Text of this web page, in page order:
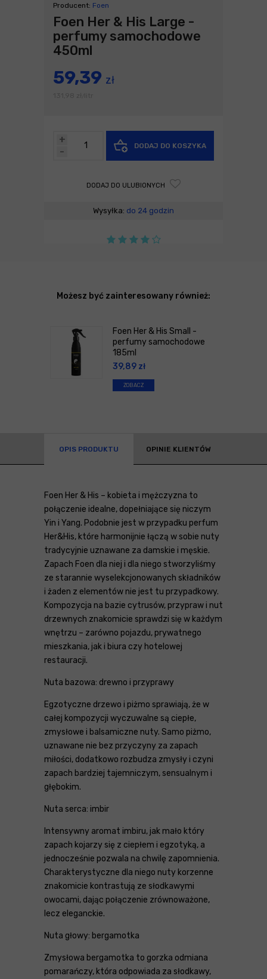
Producent: Foen
Foen Her & His Large -
perfumy samochodowe
450ml
59,39 zł
-
+
DODAJ DO KOSZYKA
DODAJ DO ULUBIONYCH
Wysyłka: do 24 godzin
Możesz być zainteresowany również:
Foen Her & His Small -
perfumy samochodowe
185ml
39,89 zł
ZOBACZ
OPIS PRODUKTU OPINIE KLIENTÓW
Foen Her & His – kobieta i mężczyzna to
połączenie idealne, dopełniające się niczym
Yin i Yang. Podobnie jest w przypadku perfum
Her&His, które harmonijnie łączą w sobie nuty
tradycyjnie uznawane za damskie i męskie.
Zapach Foen dla niej i dla niego stworzyliśmy
ze starannie wyselekcjonowanych składników
i żaden z elementów nie jest tu przypadkowy.
Kompozycja na bazie cytrusów, przypraw i nut
drzewnych znakomicie sprawdzi się w każdym
wnętrzu – zarówno pojazdu, prywatnego
mieszkania, jak i biura czy hotelowej
restauracji.
Nuta bazowa: drewno i przyprawy
Egzotyczne drzewo i piżmo sprawiają, że w
całej kompozycji wyczuwalne są ciepłe,
zmysłowe i balsamiczne nuty. Samo piżmo,
uznawane nie bez przyczyny za zapach
miłości, dodatkowo rozbudza zmysły i czyni
zapach bardziej tajemniczym, sensualnym i
głębokim.
Nuta serca: imbir
Intensywny aromat imbiru, jak mało który
zapach kojarzy się z ciepłem i egzotyką, a
jednocześnie pozwala na chwilę zapomnienia.
Charakterystyczne dla niego nuty korzenne
znakomicie kontrastują ze słodkawymi
owocami, dając połączenie zrównoważone,
lecz eleganckie.
Nuta głowy: bergamotka
Zmysłowa bergamotka to gorzka odmiana
pomarańczy, która odpowiada za słodkawy,